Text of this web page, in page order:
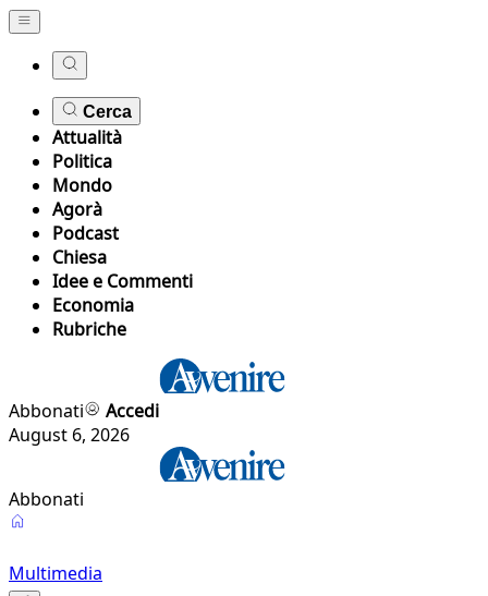
Cerca
Attualità
Politica
Mondo
Agorà
Podcast
Chiesa
Idee e Commenti
Economia
Rubriche
Abbonati
Accedi
August 6, 2026
Abbonati
Multimedia